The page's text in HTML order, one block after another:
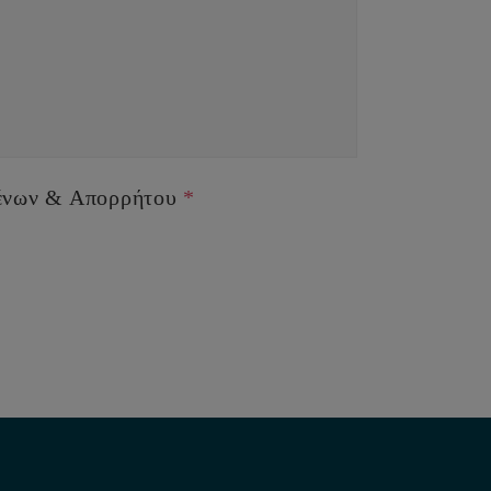
& Απορρήτου *